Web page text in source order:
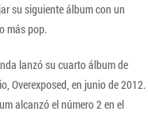
su siguiente álbum con un
más pop.
lanzó su cuarto álbum de
Overexposed, en junio de 2012.
alcanzó el número 2 en el